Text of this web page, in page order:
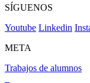
SÍGUENOS
Youtube Linkedin
META
Trabajos de alumnos